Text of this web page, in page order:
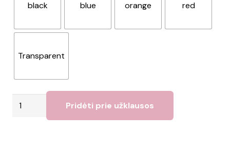
black blue orange red
Transparent
produkto
Pridėti prie užklausos